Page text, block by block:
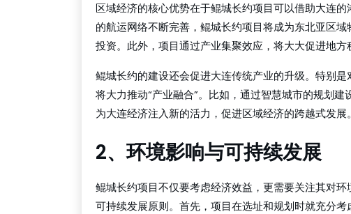
区域经济的核心优势在于鲲城长约项目可以借助大连
的航运网络不断完善，鲲城长约项目将成为东北亚区
投资。此外，项目通过产业集聚效应，将大大促进地方
鲲城长约的建设还会促进大连传统产业的升级。特别
将大力推动“产业融合”。比如，通过智慧城市的规划
为大连经济注入新的活力，促进区域经济的跨越式发展。
2、环境影响与可持续发展
鲲城长约项目不仅要考虑经济效益，更需要关注其对
可持续发展原则。首先，项目在选址和规划时就充分